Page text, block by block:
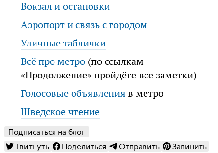
Вокзал и остановки
Аэропорт и связь с городом
Уличные таблички
Всё про метро (по ссылкам
«Продолжение» пройдёте все заметки)
Голосовые объявления в метро
Шведское чтение
Подписаться на блог
Твитнуть
Поделиться Отправить Запинить